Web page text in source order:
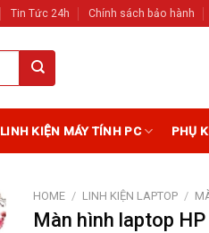
Tin Tức 24h Chính sách bảo hành
LINH KIỆN MÁY TÍNH PC PHỤ
HOME / LINH KIỆN LAPTOP /
Màn hình laptop